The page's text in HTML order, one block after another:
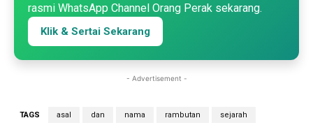
rasmi WhatsApp Channel Orang Perak sekarang.
Klik & Sertai Sekarang
- Advertisement -
TAGS asal dan nama rambutan sejarah